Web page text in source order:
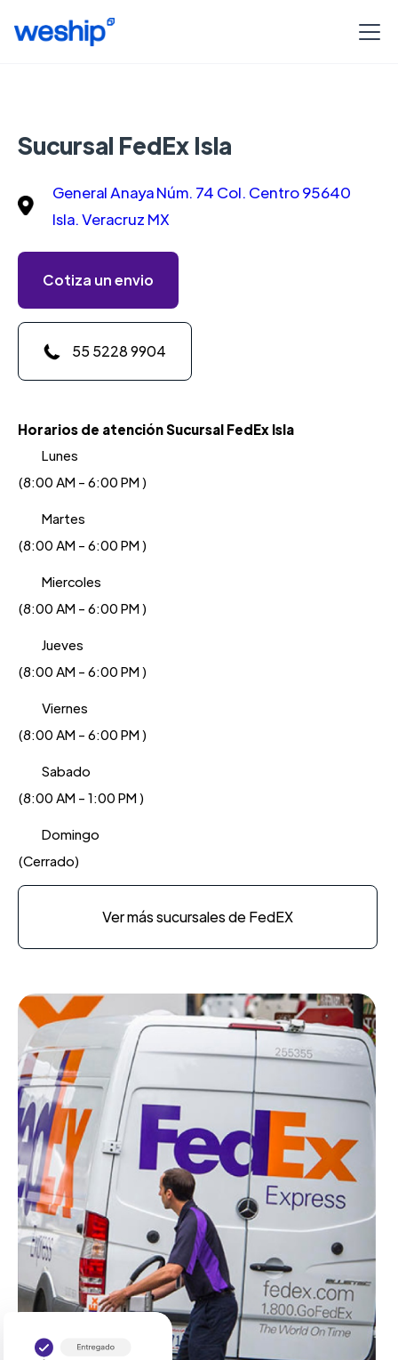
Sucursal FedEx Isla
General Anaya Núm. 74 Col. Centro 95640
Isla. Veracruz MX
Cotiza un envio
55 5228 9904
Horarios de atención Sucursal FedEx Isla
Lunes
(8:00 AM - 6:00 PM )
Martes
(8:00 AM - 6:00 PM )
Miercoles
(8:00 AM - 6:00 PM )
Jueves
(8:00 AM - 6:00 PM )
Viernes
(8:00 AM - 6:00 PM )
Sabado
(8:00 AM - 1:00 PM )
Domingo
(Cerrado)
Ver más sucursales de FedEX